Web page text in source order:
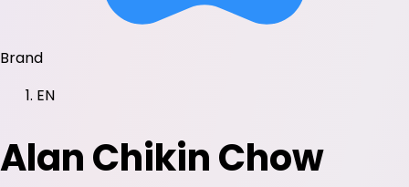
Brand
EN
Alan Chikin Chow